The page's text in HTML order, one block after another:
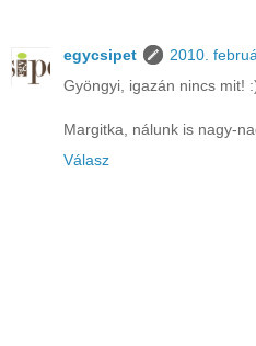
egycsipet
2010.
Gyöngyi, igazán nincs mit!
Margitka, nálunk is nagy-
Válasz